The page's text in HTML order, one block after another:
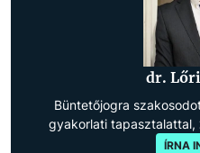
dr.
Büntetőjogra
gyakorlati tapasztalattal,
ÍRNA